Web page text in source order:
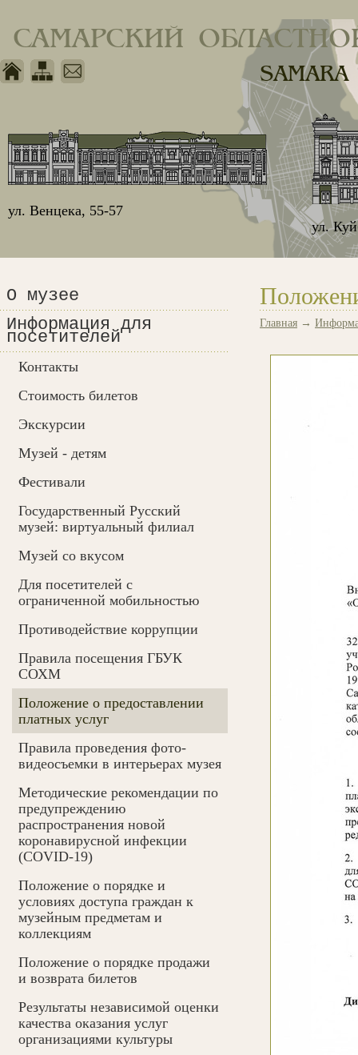
САМАРСКИЙ
ул.
ул. Венцека, 55-57
О музее
Информация для
посетителей
Контакты
Cтоимость билетов
Экскурсии
Музей - детям
Фестивали
Государственный Русский
музей: виртуальный филиал
Музей со вкусом
Для посетителей с
ограниченной мобильностью
Противодействие коррупции
Правила посещения ГБУК
СОХМ
Положение о предоставлении
платных услуг
Правила проведения фото-
видеосъемки в интерьерах музея
Методические рекомендации по
предупреждению
распространения новой
коронавирусной инфекции
(COVID-19)
Положение о порядке и
условиях доступа граждан к
музейным предметам и
коллекциям
Положение о порядке продажи
и возврата билетов
Результаты независимой оценки
качества оказания услуг
организациями культуры
Главная →